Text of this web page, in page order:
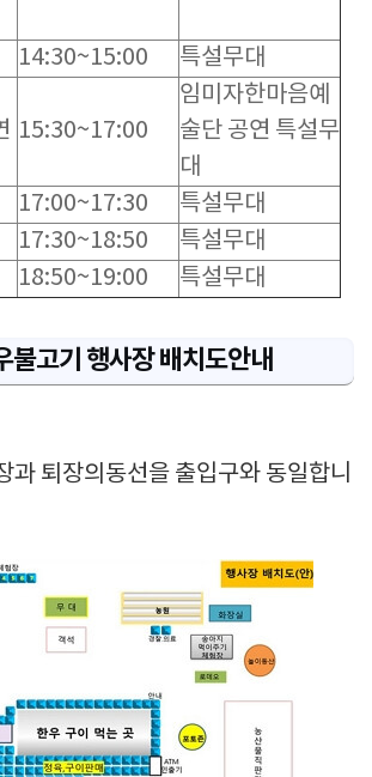
14:30~15:00 특설무대
15:30~17:00
임미자한마음예
술단 공연 특설무
대
17:00~17:30
특설무대
17:30~18:50
특설무대
18:50~19:00 특설무대
불고기 행사장 배치도안내
과 퇴장의동선을 출입구와 동일합니